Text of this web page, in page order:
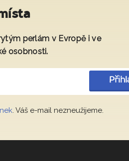
perlám v Evropě i ve
osobnosti.
. Váš e-mail nezneužijeme.